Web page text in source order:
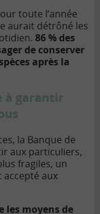
toute l’année
aurait détrôné les
86 % des
de conserver
après la
à garantir
la Banque de
aux particuliers,
fragiles, un
accepté aux
les moyens de